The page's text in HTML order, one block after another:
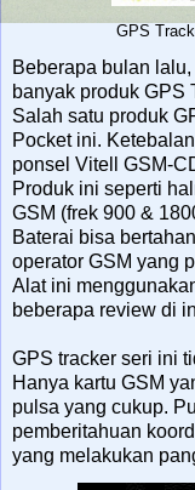
GPS
Beberapa bulan
banyak produk GPS
Salah satu produk
Pocket ini.
ponsel Vitell GSM-
Produk ini seperti
GSM (frek 900 &
Baterai bisa
operator GSM yang
Alat ini
beberapa review di
GPS tracker seri ini
Hanya kartu GSM
pulsa yang cukup.
pemberitahuan
yang melakukan